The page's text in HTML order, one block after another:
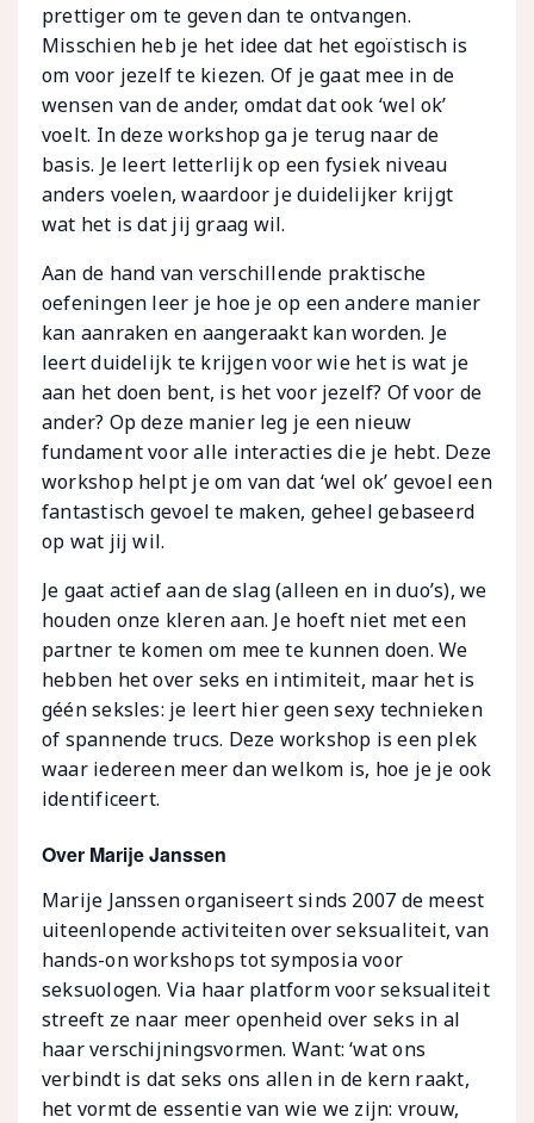
prettiger om te geven dan te ontvangen.
Misschien heb je het idee dat het egoïstisch is
om voor jezelf te kiezen. Of je gaat mee in de
wensen van de ander, omdat dat ook ‘wel ok’
voelt. In deze workshop ga je terug naar de
basis. Je leert letterlijk op een fysiek niveau
anders voelen, waardoor je duidelijker krijgt
wat het is dat jij graag wil.
Aan de hand van verschillende praktische
oefeningen leer je hoe je op een andere manier
kan aanraken en aangeraakt kan worden. Je
leert duidelijk te krijgen voor wie het is wat je
aan het doen bent, is het voor jezelf? Of voor de
ander? Op deze manier leg je een nieuw
fundament voor alle interacties die je hebt. Deze
workshop helpt je om van dat ‘wel ok’ gevoel een
fantastisch gevoel te maken, geheel gebaseerd
op wat jij wil.
Je gaat actief aan de slag (alleen en in duo’s), we
houden onze kleren aan. Je hoeft niet met een
partner te komen om mee te kunnen doen. We
hebben het over seks en intimiteit, maar het is
géén seksles: je leert hier geen sexy technieken
of spannende trucs. Deze workshop is een plek
waar iedereen meer dan welkom is, hoe je je ook
identificeert.
Over Marije Janssen
Marije Janssen organiseert sinds 2007 de meest
uiteenlopende activiteiten over seksualiteit, van
hands-on workshops tot symposia voor
seksuologen. Via haar platform voor seksualiteit
streeft ze naar meer openheid over seks in al
haar verschijningsvormen. Want: ‘wat ons
verbindt is dat seks ons allen in de kern raakt,
het vormt de essentie van wie we zijn: vrouw,